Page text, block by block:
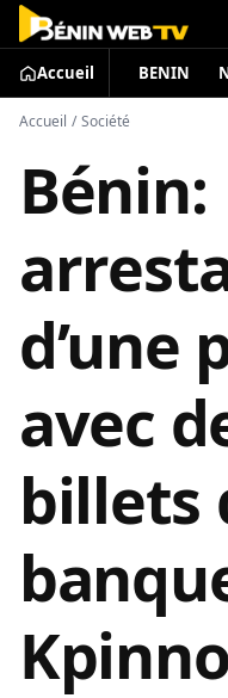
Accueil BENIN
Accueil / Société
Bénin:
d’une
avec
billets